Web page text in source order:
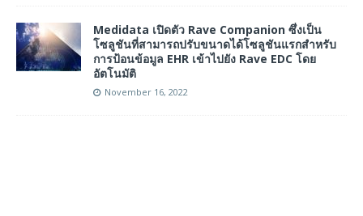
Medidata เปิดตัว Rave Companion ซึ่งเป็น
โซลูชันที่สามารถปรับขนาดได้โซลูชันแรกสำหรับ
การป้อนข้อมูล EHR เข้าไปยัง Rave EDC โดย
อัตโนมัติ
November 16, 2022